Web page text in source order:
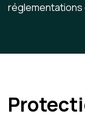
réglementations